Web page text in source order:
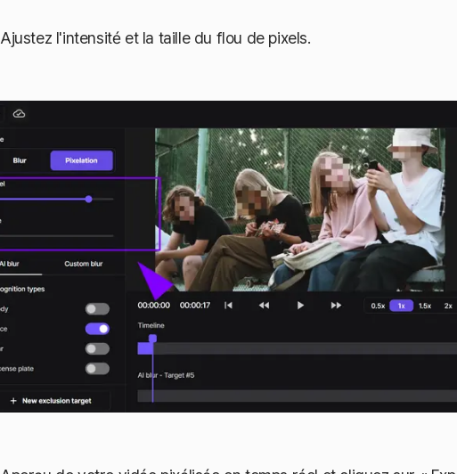
Ajustez l'intensité et la taille du flou de pixels.